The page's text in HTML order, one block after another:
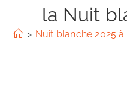
la Nuit
> Nuit blanche 2025 à